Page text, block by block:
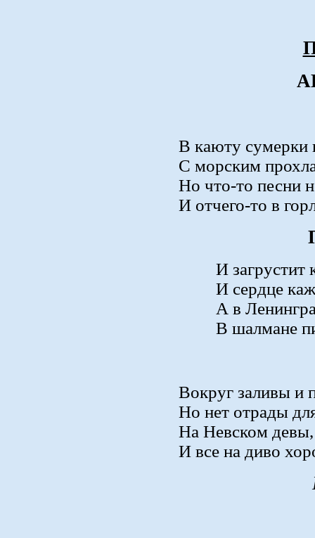
В каюту сумерки
С морским
Но что-то песни
И отчего-то в
И загрустит
И сердце
А в
В шалмане
Вокруг заливы и
Но нет отрады
На Невском
И все на диво